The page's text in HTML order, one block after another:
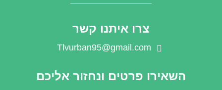
צרו איתנו קשר
Tlvurban95@gmail.com
השאירו פרטים ונחזור אליכם